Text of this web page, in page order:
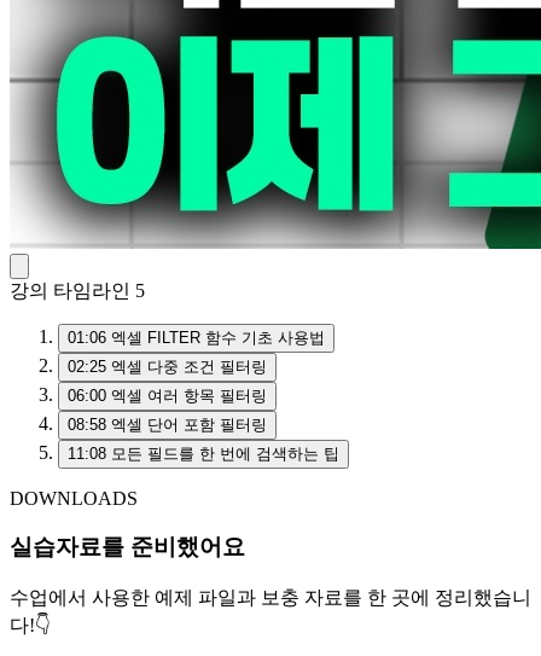
강의 타임라인 5
01:06 엑셀 FILTER 함수 기초 사용법
02:25 엑셀 다중 조건 필터링
06:00 엑셀 여러 항목 필터링
08:58 엑셀 단어 포함 필터링
11:08 모든 필드를 한 번에 검색하는 팁
DOWNLOADS
실습자료를 준비했어요
수업에서 사용한 예제 파일과 보충 자료를 한 곳에 정리했습니
다!👇